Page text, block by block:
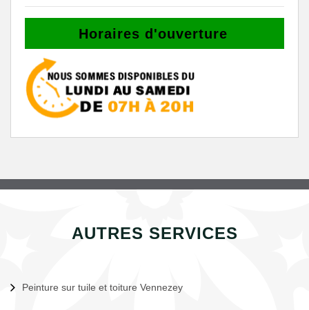
Horaires d'ouverture
AUTRES SERVICES
Peinture sur tuile et toiture Vennezey